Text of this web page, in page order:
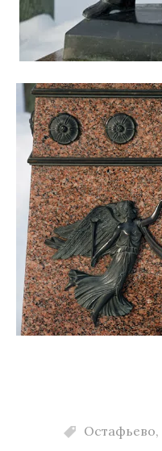
Остафьево,